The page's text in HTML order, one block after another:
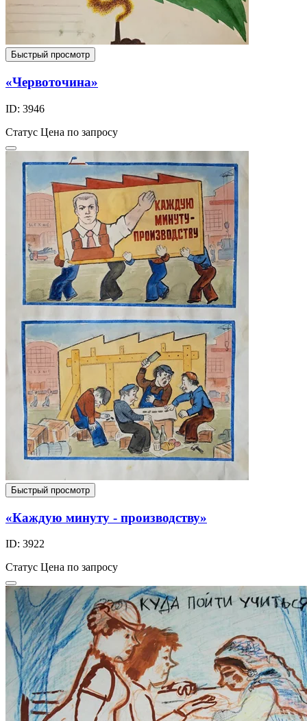
Быстрый просмотр
«Червоточина»
ID: 3946
Статус Цена по запросу
Быстрый просмотр
«Каждую минуту - производству»
ID: 3922
Статус Цена по запросу